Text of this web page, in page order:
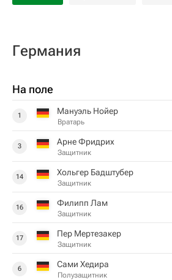
Германия
На поле
1 Мануэль Нойер
Вратарь
3 Арне Фридрих
Защитник
14 Хольгер Бадштубер
Защитник
16 Филипп Лам
Защитник
17 Пер Мертезакер
Защитник
6 Сами Хедира
Полузащитник